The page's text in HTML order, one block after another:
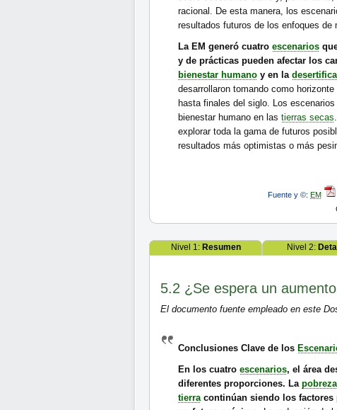
racional. De esta manera, los
resultados futuros de los enfoques de
La EM generó cuatro escenarios
y de prácticas pueden afectar los
bienestar humano y en la
desarrollaron tomando como
hasta finales del siglo. Los
bienestar humano en las tierras secas
explorar toda la gama de futuros
resultados más optimistas o más
Fuente y ©: EM
Nivel 1: Resumen Nivel 2:
5.2 ¿Se espera un
El documento fuente empleado en este
Conclusiones Clave de los
En los cuatro escenarios, el área
diferentes proporciones. La pobreza
tierracontinúan siendo los factores